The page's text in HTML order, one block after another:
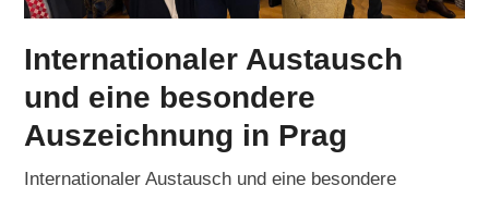
Internationaler Austausch
und eine besondere
Auszeichnung in Prag
Internationaler Austausch und eine besondere